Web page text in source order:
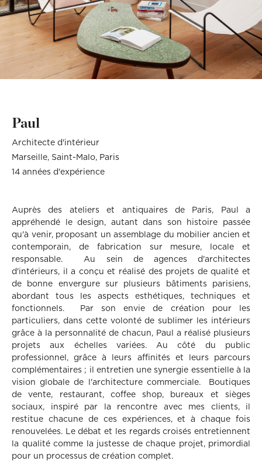
Décoration, rénovation, construction : définissez votre projet et
prenez rendez-vous avec nos Archis pour 50€
Définir mon projet
Paul
Architecte d'intérieur
Marseille Saint-Malo
Paris
14 années d'expérience
Auprès des ateliers et antiquaires de Paris, Paul a
appréhendé le design, autant dans son histoire passée
qu'à venir, proposant un assemblage du mobilier ancien et
contemporain, de fabrication sur mesure, locale et
responsable. ​ Au sein de agences d'architectes
d'intérieurs, il a conçu et réalisé des projets de qualité et
de bonne envergure sur plusieurs bâtiments parisiens,
abordant tous les aspects esthétiques, techniques et
fonctionnels. ​ Par son envie de création pour les
particuliers, dans cette volonté de sublimer les intérieurs
grâce à la personnalité de chacun, Paul a réalisé plusieurs
projets aux échelles variées. Au côté du public
professionnel, grâce à leurs affinités et leurs parcours
complémentaires ; il entretien une synergie essentielle à la
vision globale de l'architecture commerciale. ​ Boutiques
de vente, restaurant, coffee shop, bureaux et sièges
sociaux, inspiré par la rencontre avec mes clients, il
restitue chacune de ces expériences, et à chaque fois
renouvelées. Le débat et les regards croisés entretiennent
la qualité comme la justesse de chaque projet, primordial
pour un processus de création complet.
Attention si votre ville
contient des tirets, ne les
oubliez pas !
(Ex: Nogent-sur-marne).
Merci de cliquer sur votre
ville dans le menu
déroulant.
Mon budget total (€)
Votre
rendez-
vous
par :
Domicile Visio
Coaching
déco
Téléphone Localité du projet
Attention si votre ville
contient des tirets, ne les
oubliez pas !
(Ex: Nogent-sur-marne).
Merci de cliquer sur votre
ville dans le menu